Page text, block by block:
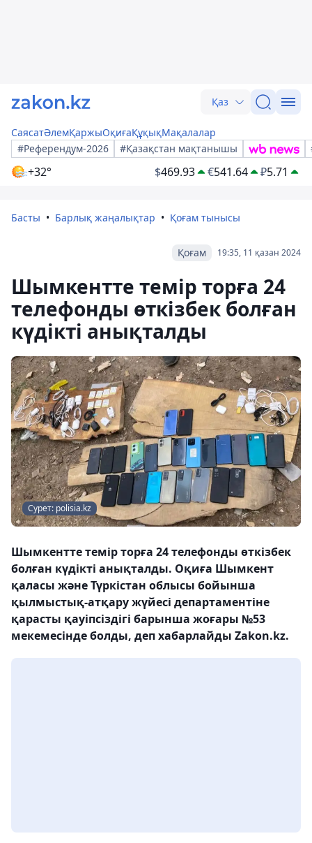
Қаз
СаясатӘлемҚаржыОқиғаҚұқықМақалалар
#Референдум-2026
#Қазақстан мақтанышы
+32° $469.93 €541.64 ₽5.71
Басты Барлық жаңалықтар Қоғам тынысы
19:35, 11 қазан 2024
Қоғам
Шымкентте темір торға 24
телефонды өткізбек болған
күдікті анықталды
Сурет: polisia.kz
Шымкентте темір торға 24 телефонды өткізбек
болған күдікті анықталды. Оқиға Шымкент
қаласы және Түркістан облысы бойынша
қылмыстық-атқару жүйесі департаментіне
қарасты қауіпсіздігі барынша жоғары №53
мекемесінде болды, деп хабарлайды Zakon.kz.